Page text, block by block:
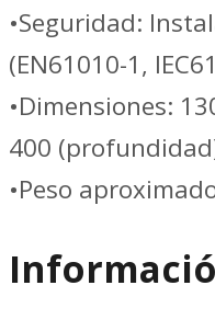
•Seguridad:
(EN61010-1,
•Dimensiones:
400
•Peso